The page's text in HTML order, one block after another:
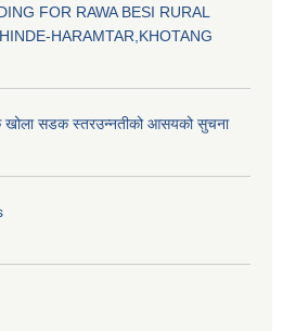
FOR RAWA BESI RURAL
HARAMTAR,KHOTANG
खोला सडक स्तरउन्नतीको आसयको सुचना